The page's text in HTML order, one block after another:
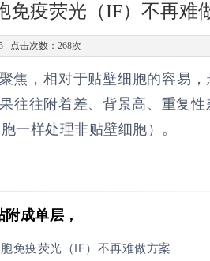
免疫荧光（IF）不再难
点击次数：268次
，相对于贴壁细胞的容易，
往往附着差、背景高、重复性
一样处理非贴壁细胞）。
成单层，